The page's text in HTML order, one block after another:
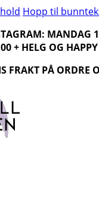
Hopp til
MANDAG
+ HELG OG
FRAKT PÅ ORDRE